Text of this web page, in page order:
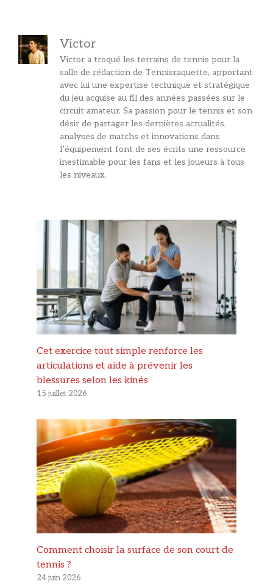
Victor
Victor a troqué les terrains de tennis pour la
salle de rédaction de Tennisraquette, apportant
avec lui une expertise technique et stratégique
du jeu acquise au fil des années passées sur le
circuit amateur. Sa passion pour le tennis et son
désir de partager les dernières actualités,
analyses de matchs et innovations dans
l’équipement font de ses écrits une ressource
inestimable pour les fans et les joueurs à tous
les niveaux.
Cet exercice tout simple renforce les
articulations et aide à prévenir les
blessures selon les kinés
15 juillet 2026
Comment choisir la surface de son court de
tennis ?
24 juin 2026